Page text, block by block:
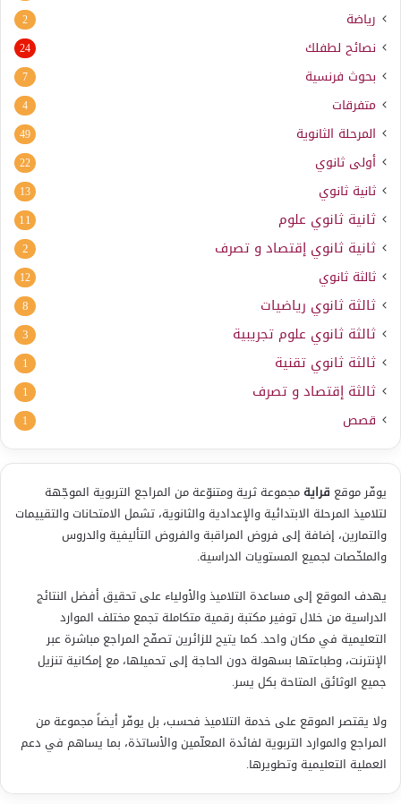
رياضة 2
نصائح لطفلك 24
بحوث فرنسية 7
متفرقات 4
المرحلة الثانوية 49
أولى ثانوي 22
ثانية ثانوي 13
ثانية ثانوي علوم 11
ثانية ثانوي إقتصاد و تصرف 2
ثالثة ثانوي 12
ثالثة ثانوي رياضيات 8
ثالثة ثانوي علوم تجريبية 3
ثالثة ثانوي تقنية 1
ثالثة إقتصاد و تصرف 1
قصص 1
يوفّر موقع قرايةمجموعة ثرية ومتنوّعة من المراجع التربوية الموجّهة
لتلاميذ المرحلة الابتدائية والإعدادية والثانوية، تشمل الامتحانات والتقييمات
والتمارين، إضافة إلى فروض المراقبة والفروض التأليفية والدروس
والملخّصات لجميع المستويات الدراسية.
يهدف الموقع إلى مساعدة التلاميذ والأولياء على تحقيق أفضل النتائج
الدراسية من خلال توفير مكتبة رقمية متكاملة تجمع مختلف الموارد
التعليمية في مكان واحد. كما يتيح للزائرين تصفّح المراجع مباشرة عبر
الإنترنت، وطباعتها بسهولة دون الحاجة إلى تحميلها، مع إمكانية تنزيل
جميع الوثائق المتاحة بكل يسر.
ولا يقتصر الموقع على خدمة التلاميذ فحسب، بل يوفّر أيضاً مجموعة من
المراجع والموارد التربوية لفائدة المعلّمين والأساتذة، بما يساهم في دعم
العملية التعليمية وتطويرها.